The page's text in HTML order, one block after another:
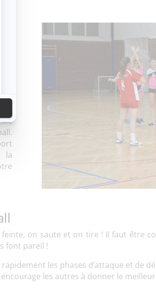
la
on saute et on tire ! Il faut être
font pareil !
les phases d’attaque et de
les autres à donner le